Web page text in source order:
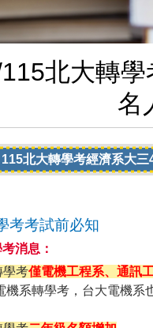
北大轉
名
4中2，榜眼探花都在這
考考試前必知
消息：
學考僅電機工程系、通訊
系轉學考，台大電機系